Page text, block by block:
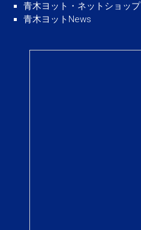
青木ヨット・ネットショップ
青木ヨットNews